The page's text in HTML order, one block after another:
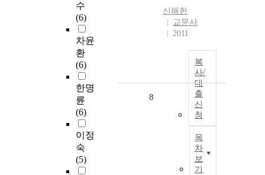
수
(6)
차윤
환
(6)
한명
륜
(6)
이정
숙
(5)
신해헌
교문사
2011
복
사/
대
출
신
청
목
차
보
기
8